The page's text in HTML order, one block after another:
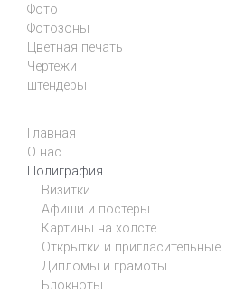
Фото
Фотозоны
Цветная печать
Чертежи
штендеры
Главная
О нас
Полиграфия
Визитки
Афиши и постеры
Картины на холсте
Открытки и пригласительные
Дипломы и грамоты
Блокноты